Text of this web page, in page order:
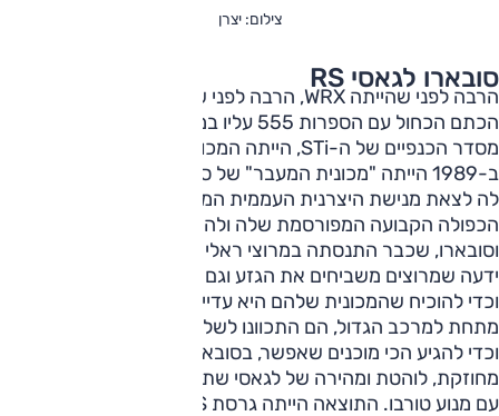
צילום: יצרן
סובארו לגאסי RS
הרבה לפני שהייתה WRX, הרבה לפני שכולם ידעו לזהות את
הכתם הכחול עם הספרות 555 עליו במרוצי הראלי, הרבה לפני
מסדר הכנפיים של ה-STi, הייתה המכונית הזו. לגאסי שהוצגה
ב-1989 הייתה "מכונית המעבר" של סובארו, זו שאמורה לסייע
לה לצאת מנישת היצרנית העממית המוערכת מאוד עם ההנעה
הכפולה הקבועה המפורסמת שלה ולהתפתח.
וסובארו, שכבר התנסתה במרוצי ראלי עם לאונה כפולת ההנעה,
ידעה שמרוצים משביחים את הגזע וגם עושים יופי של יחסי ציבור.
וכדי להוכיח שהמכונית שלהם היא עדיין "סובארו אמיתית" גם
מתחת למרכב הגדול, הם התכוונו לשלוח אותה לשם.
וכדי להגיע הכי מוכנים שאפשר, בסובארו התכוונו לייצר גרסה
מחוזקת, לוהטת ומהירה של לגאסי שתשלב את ההנעה הכפולה